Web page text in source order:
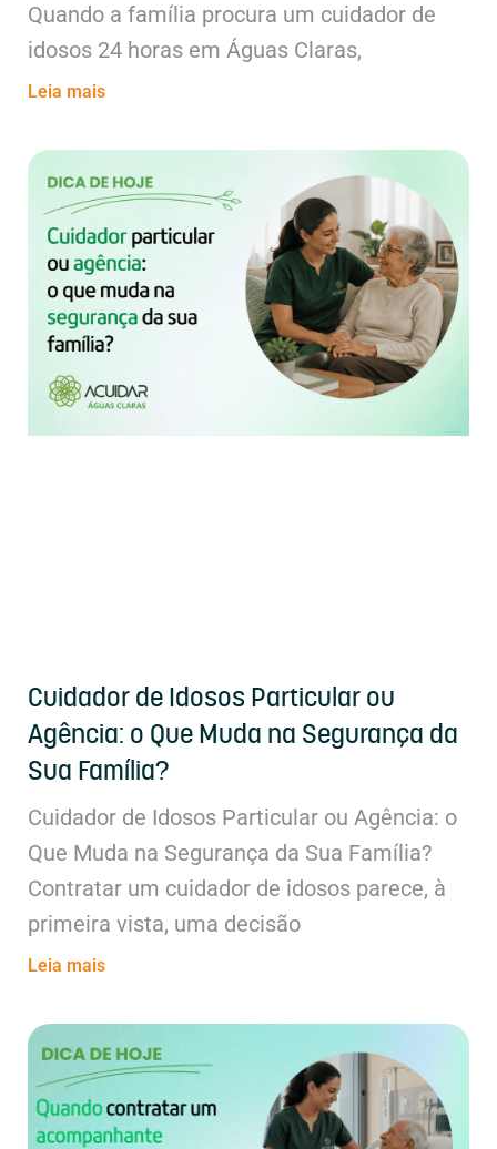
Quando a família procura um cuidador de
idosos 24 horas em Águas Claras,
Leia mais
Cuidador de Idosos Particular ou
Agência: o Que Muda na Segurança da
Sua Família?
Cuidador de Idosos Particular ou Agência: o
Que Muda na Segurança da Sua Família?
Contratar um cuidador de idosos parece, à
primeira vista, uma decisão
Leia mais